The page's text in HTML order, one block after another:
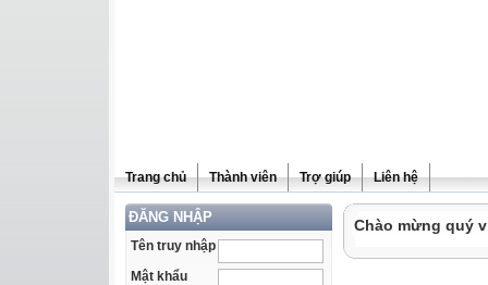
Trang chủ Thành viên Trợ giúp Liên hệ
ĐĂNG NHẬP
Tên truy nhập
Mật khẩu
Chào mừng quý